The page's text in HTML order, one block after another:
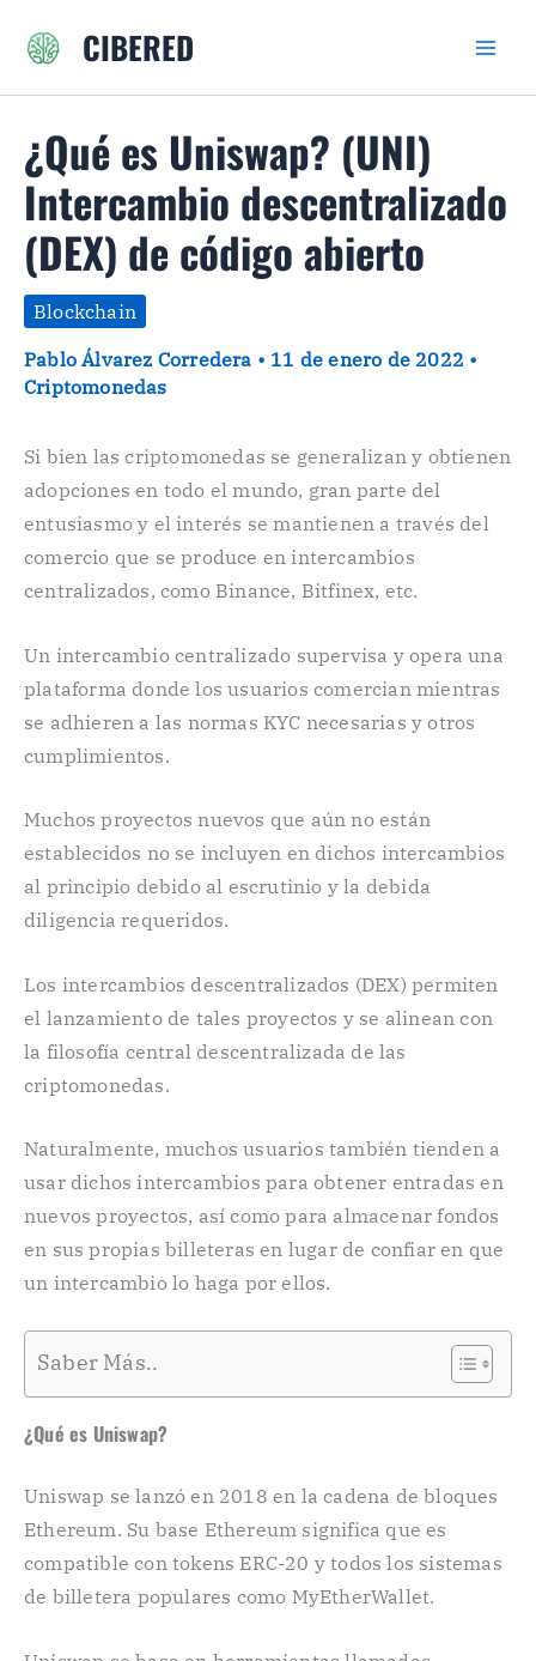
CIBERED
¿Qué es Uniswap? (UNI)
Intercambio descentralizado
(DEX) de código abierto
Blockchain
Pablo Álvarez Corredera • 11 de enero de 2022 •
Criptomonedas
Si bien las criptomonedas se generalizan y obtienen
adopciones en todo el mundo, gran parte del
entusiasmo y el interés se mantienen a través del
comercio que se produce en intercambios
centralizados, como Binance, Bitfinex, etc.
Un intercambio centralizado supervisa y opera una
plataforma donde los usuarios comercian mientras
se adhieren a las normas KYC necesarias y otros
cumplimientos.
Muchos proyectos nuevos que aún no están
establecidos no se incluyen en dichos intercambios
al principio debido al escrutinio y la debida
diligencia requeridos.
Los intercambios descentralizados (DEX) permiten
el lanzamiento de tales proyectos y se alinean con
la filosofía central descentralizada de las
criptomonedas.
Naturalmente, muchos usuarios también tienden a
usar dichos intercambios para obtener entradas en
nuevos proyectos, así como para almacenar fondos
en sus propias billeteras en lugar de confiar en que
un intercambio lo haga por ellos.
Saber Más..
¿Qué es Uniswap?
Uniswap se lanzó en 2018 en la cadena de bloques
Ethereum. Su base Ethereum significa que es
compatible con tokens ERC-20 y todos los sistemas
de billetera populares como MyEtherWallet.